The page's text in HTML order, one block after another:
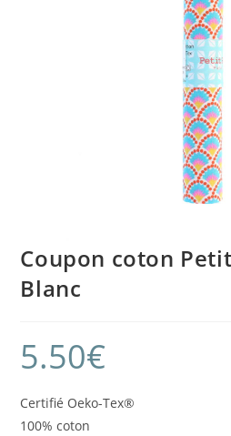
Coupon coton
Blanc
5.50€
Certifié Oeko-Tex®
100% coton